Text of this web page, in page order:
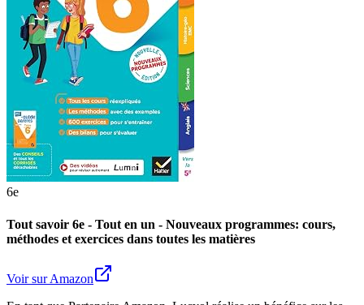
6e
Tout savoir 6e - Tout en un - Nouveaux programmes: cours,
méthodes et exercices dans toutes les matières
Voir sur Amazon